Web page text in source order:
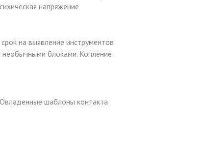
напряжение
на выявление инструментов
необычными блоками. Копление
шаблоны контакта